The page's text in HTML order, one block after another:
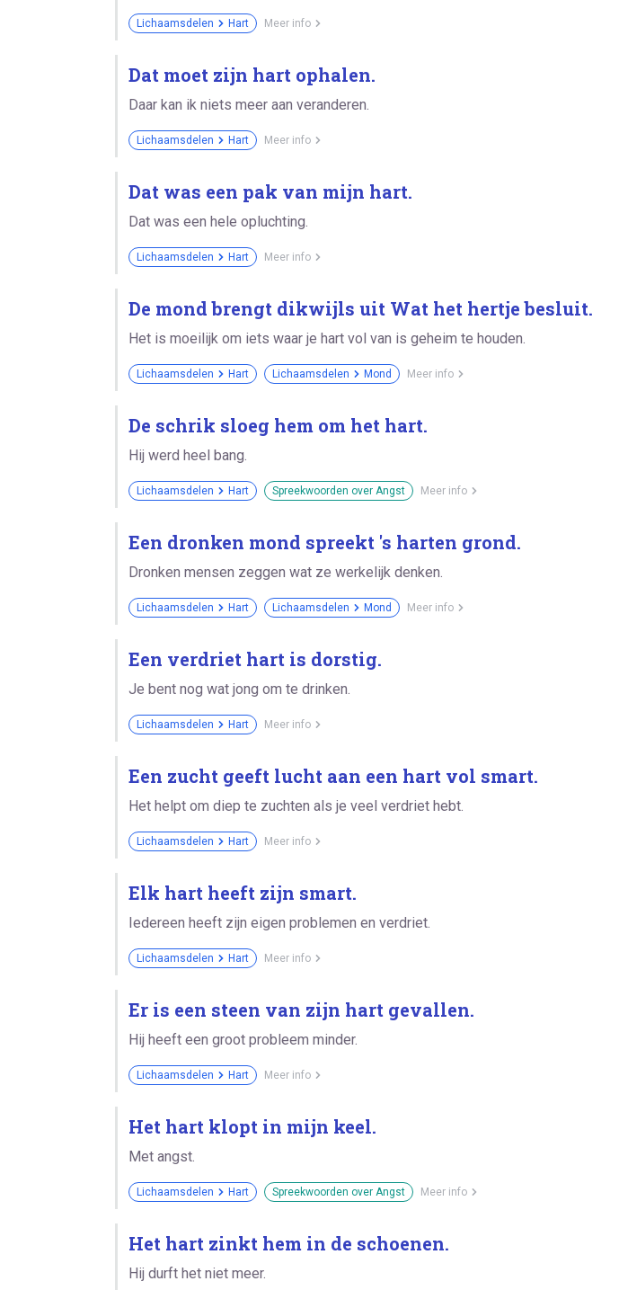
Lichaamsdelen Hart Meer info
Dat moet zijn hart ophalen.
Daar kan ik niets meer aan veranderen.
Lichaamsdelen Hart Meer info
Dat was een pak van mijn hart.
Dat was een hele opluchting.
Lichaamsdelen Hart Meer info
De mond brengt dikwijls uit Wat het hertje besluit.
Het is moeilijk om iets waar je hart vol van is geheim te houden.
Lichaamsdelen Hart Lichaamsdelen Mond Meer info
De schrik sloeg hem om het hart.
Hij werd heel bang.
Lichaamsdelen Hart Spreekwoorden over Angst Meer info
Een dronken mond spreekt 's harten grond.
Dronken mensen zeggen wat ze werkelijk denken.
Lichaamsdelen Hart Lichaamsdelen Mond Meer info
Een verdriet hart is dorstig.
Je bent nog wat jong om te drinken.
Lichaamsdelen Hart Meer info
Een zucht geeft lucht aan een hart vol smart.
Het helpt om diep te zuchten als je veel verdriet hebt.
Lichaamsdelen Hart Meer info
Elk hart heeft zijn smart.
Iedereen heeft zijn eigen problemen en verdriet.
Lichaamsdelen Hart Meer info
Er is een steen van zijn hart gevallen.
Hij heeft een groot probleem minder.
Lichaamsdelen Hart Meer info
Het hart klopt in mijn keel.
Met angst.
Lichaamsdelen Hart Spreekwoorden over Angst Meer info
Het hart zinkt hem in de schoenen.
Hij durft het niet meer.